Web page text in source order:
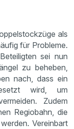
als
für Probleme.
sei nun
zu beheben,
nach, dass ein
wird, um
Zudem
Regiobahn, die
Vereinbart